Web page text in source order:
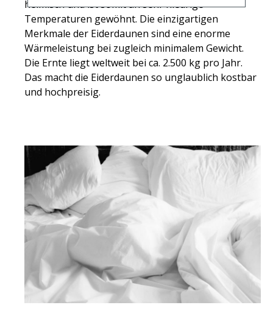
heimisch und ist somit an sehr niedrige
Temperaturen gewöhnt. Die einzigartigen
Merkmale der Eiderdaunen sind eine enorme
Wärmeleistung bei zugleich minimalem Gewicht.
Die Ernte liegt weltweit bei ca. 2.500 kg pro Jahr.
Das macht die Eiderdaunen so unglaublich kostbar
und hochpreisig.